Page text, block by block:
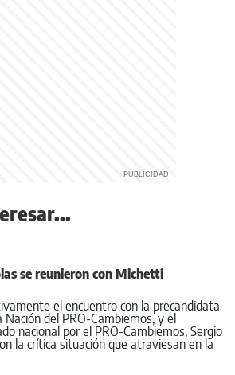
se reunieron con Michetti
el encuentro con la precandidata
del PRO-Cambiemos, y el
nacional por el PRO-Cambiemos, Sergio
la crítica situación que atraviesan en la